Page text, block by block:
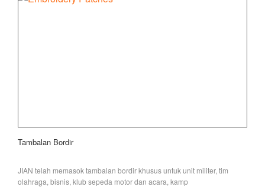
Tambalan Bordir
JIAN telah memasok tambalan bordir khusus untuk unit militer, tim
olahraga, bisnis, klub sepeda motor dan acara, kamp